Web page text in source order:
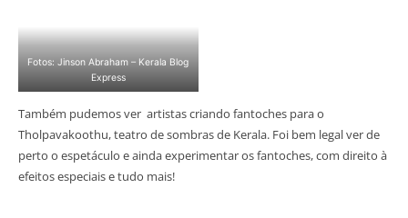
Fotos: Jinson Abraham – Kerala Blog
Express
Também pudemos ver artistas criando fantoches para o
Tholpavakoothu, teatro de sombras de Kerala. Foi bem legal ver de
perto o espetáculo e ainda experimentar os fantoches, com direito à
efeitos especiais e tudo mais!